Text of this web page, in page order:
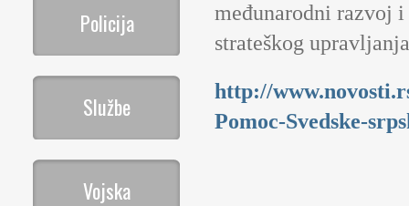
Policija
Službe
Vojska
međunarodni razvoj
strateškog
http://
Pomoc-Svedske-